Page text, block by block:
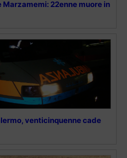
22enne muore in
venticinquenne cade